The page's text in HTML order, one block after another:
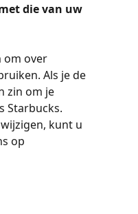
die van uw
om over
Als je de
zin om je
Starbucks.
kunt u
op